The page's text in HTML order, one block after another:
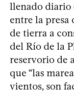
llenado
entre la presa
de tierra a
del Río de la
reservorio de
que “las
vientos, son